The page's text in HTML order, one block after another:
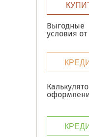
Выгодные
условия от